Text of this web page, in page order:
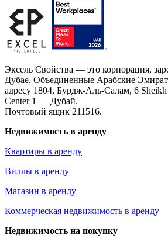
Эксель Свойства — это корпорация,
Дубае, Объединенные Арабские
адресу 1804, Бурдж-Аль-Салам, 6
Center 1 — Дубай.
Почтовый ящик 211516.
Недвижимость в аренду
Квартиры в аренду
Виллы в аренду
Магазин в аренду
Коммерческая недвижимость в аренду
Недвижимость на покупку